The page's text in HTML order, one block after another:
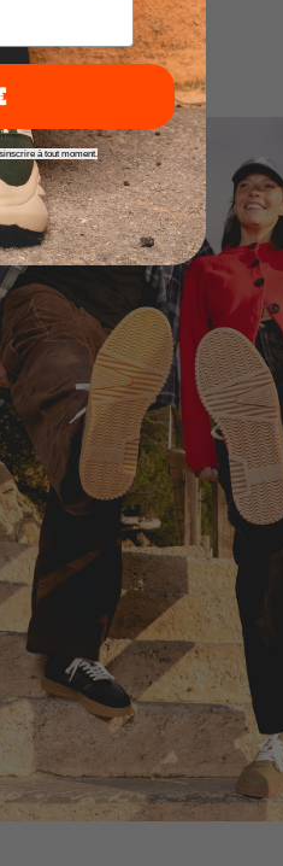
à tout moment.